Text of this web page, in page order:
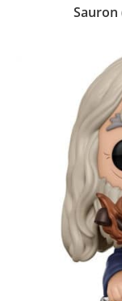
Sauron